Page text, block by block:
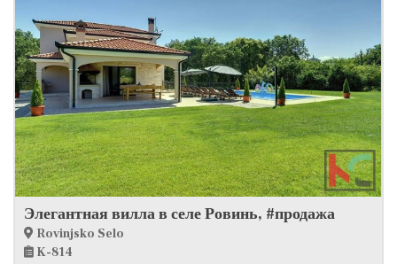
Элегантная вилла в селе Ровинь, #продажа
Rovinjsko Selo
K-814